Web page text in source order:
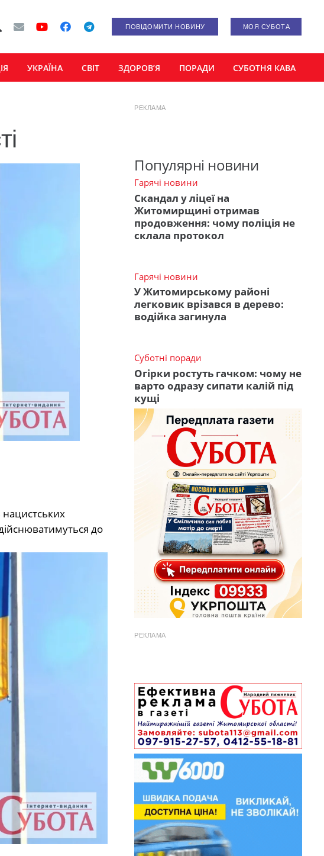
ПОВІДОМИТИ НОВИНУ МОЯ СУБОТА
УКРАЇНА СВІТ ЗДОРОВ’Я ПОРАДИ СУБОТНЯ КАВА
до
РЕКЛАМА
Популярні новини
Гарячі новини
Скандал у ліцеї на
Житомирщині отримав
продовження: чому поліція не
склала протокол
Гарячі новини
У Житомирському районі
легковик врізався в дерево:
водійка загинула
Суботні поради
Огірки ростуть гачком: чому не
варто одразу сипати калій під
кущі
РЕКЛАМА